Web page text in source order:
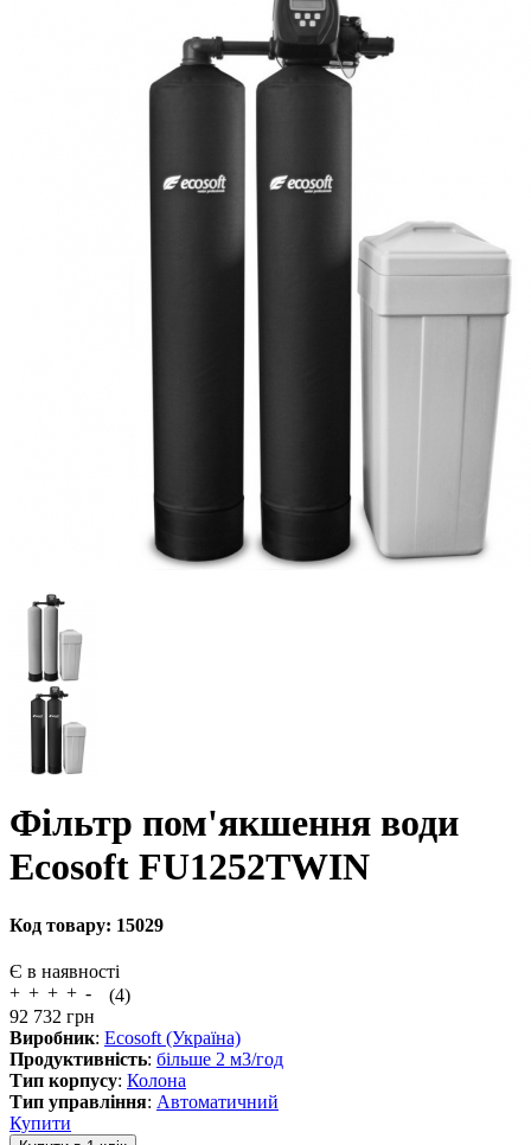
Фільтр пом'якшення води
Ecosoft FU1252TWIN
Код товару: 15029
Є в наявності
(4)
92 732 грн
Виробник: Ecosoft (Україна)
Продуктивність: більше 2 м3/год
Тип корпусу: Колона
Тип управління: Автоматичний
Купити